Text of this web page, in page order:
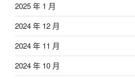
2025 年 1 月
2024 年 12 月
2024 年 11 月
2024 年 10 月